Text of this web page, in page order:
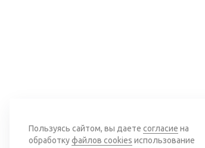
Вернуться к списку
Пользуясь сайтом, вы даете согласие на
обработкуфайлов cookies использование